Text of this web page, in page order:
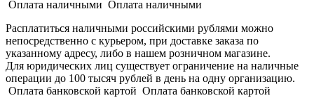
Оплата наличными Оплата наличными
Расплатиться наличными российскими рублями можно
непосредственно с курьером, при доставке заказа по
указанному адресу, либо в нашем розничном магазине.
Для юридических лиц существует ограничение на наличные
операции до 100 тысяч рублей в день на одну организацию.
Оплата банковской картой Оплата банковской картой